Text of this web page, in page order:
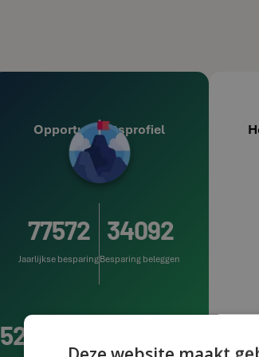
Opportuniteitsprofiel
77572
Jaarlijkse besparing
34092
Besparing beleggen
52239